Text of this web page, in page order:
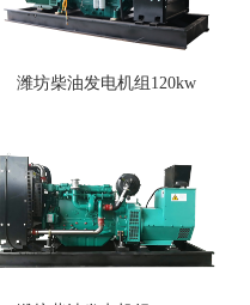
潍坊柴油发电机组120kw